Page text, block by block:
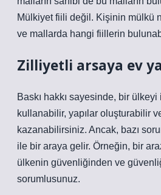
Mülkiyet fiili değil. Kişinin mülkü
ve mallarda hangi fiillerin
Zilliyetli arsaya ev
Baskı hakkı sayesinde, bir
kullanabilir, yapılar oluşturabilir
kazanabilirsiniz. Ancak, bazı
ile bir araya gelir. Örneğin, bir
ülkenin güvenliğinden ve
sorumlusunuz.